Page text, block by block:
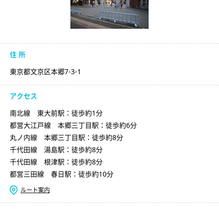
住 所
東京都文京区本郷7-3-1
アクセス
南北線 東大前駅：徒歩約1分
都営大江戸線 本郷三丁目駅：徒歩約6分
丸ノ内線 本郷三丁目駅：徒歩約8分
千代田線 湯島駅：徒歩約8分
千代田線 根津駅：徒歩約8分
都営三田線 春日駅：徒歩約10分
ルート案内